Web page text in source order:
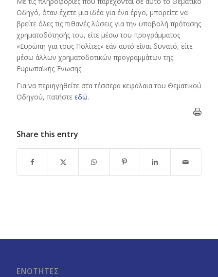
Οδηγό, όταν έχετε μια ιδέα για ένα έργο, μπορείτε να
βρείτε όλες τις πιθανές λύσεις για την υποβολή πρότασης
χρηματοδότησής του, είτε μέσω του προγράμματος
«Ευρώπη για τους Πολίτες» εάν αυτό είναι δυνατό, είτε
μέσω άλλων χρηματοδοτικών προγραμμάτων της
Ευρωπαϊκής Ένωσης.
Για να περιηγηθείτε στα τέσσερα κεφάλαια του Θεματικού
Οδηγού, πατήστε εδώ.
Share this entry
ΕΝΟΤΗΤΕΣ